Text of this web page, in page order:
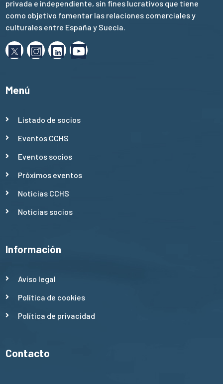
privada e independiente, sin fines lucrativos que tiene
como objetivo fomentar las relaciones comerciales y
culturales entre España y Suecia.
Menú
Listado de socios
Eventos CCHS
Eventos socios
Próximos eventos
Noticias CCHS
Noticias socios
Información
Aviso legal
Política de cookies
Política de privacidad
Contacto